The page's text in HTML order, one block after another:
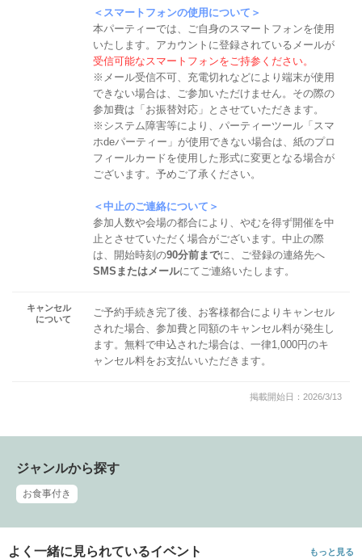
＜スマートフォンの使用について＞
本パーティーでは、ご自身のスマートフォンを使用
いたします。アカウントに登録されているメールが
受信可能なスマートフォンをご持参ください。
※メール受信不可、充電切れなどにより端末が使用
できない場合は、ご参加いただけません。その際の
参加費は「お振替対応」とさせていただきます。
※システム障害等により、パーティーツール「スマ
ホdeパーティー」が使用できない場合は、紙のプロ
フィールカードを使用した形式に変更となる場合が
ございます。予めご了承ください。
＜中止のご連絡について＞
参加人数や会場の都合により、やむを得ず開催を中
止とさせていただく場合がございます。中止の際
は、開始時刻の90分前までに、ご登録の連絡先へ
SMSまたはメールにてご連絡いたします。
キャンセル
について
ご予約手続き完了後、お客様都合によりキャンセル
された場合、参加費と同額のキャンセル料が発生し
ます。無料で申込された場合は、一律1,000円のキ
ャンセル料をお支払いいただきます。
掲載開始日：2026/3/13
ジャンルから探す
お食事付き
よく一緒に見られているイベント もっと見る